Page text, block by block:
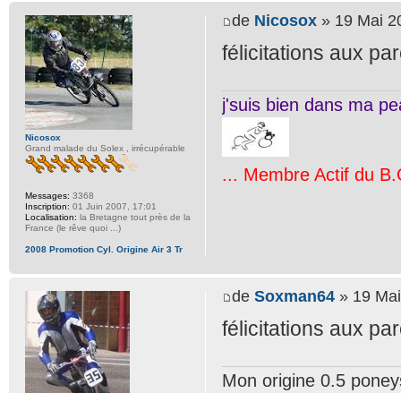
de Nicosox » 19 Mai
félicitations aux
j'suis bien dans ma
... Membre Actif du
Nicosox
Grand malade du Solex , irrécupérable
Messages: 3368
Inscription: 01 Juin 2007, 17:01
Localisation: la Bretagne tout près de la
France (le rêve quoi ...)
2008 Promotion Cyl. Origine Air 3 Tr
de Soxman64 » 19
félicitations aux
Mon origine 0.5